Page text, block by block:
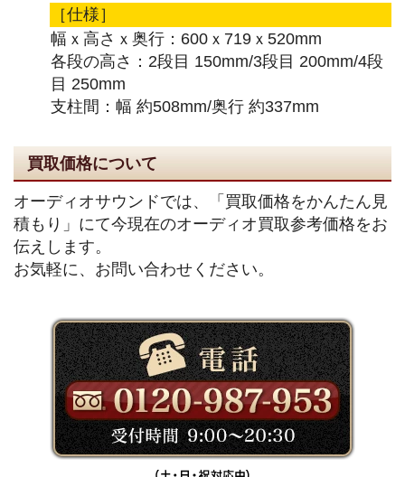
［仕様］
幅ｘ高さｘ奥行：600ｘ719ｘ520mm
各段の高さ：2段目 150mm/3段目 200mm/4段
目 250mm
支柱間：幅 約508mm/奥行 約337mm
買取価格について
オーディオサウンドでは、「買取価格をかんたん見
積もり」にて今現在のオーディオ買取参考価格をお
伝えします。
お気軽に、お問い合わせください。